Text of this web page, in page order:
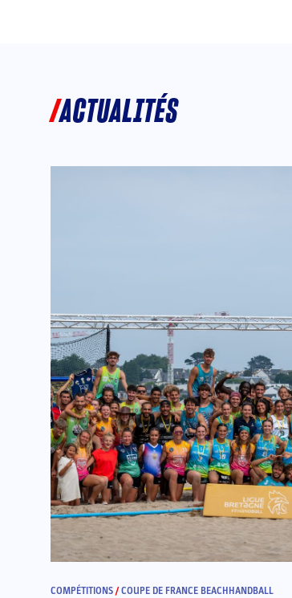
ACTUALITÉS
COMPÉTITIONS /COUPE DE FRANCE BEACHHANDBALL